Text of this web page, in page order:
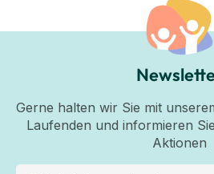
Gerne halten wir Sie mit
Laufenden und informieren
Aktionen